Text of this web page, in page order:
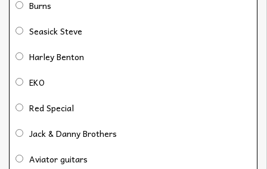
Burns
Seasick Steve
Harley Benton
EKO
Red Special
Jack & Danny Brothers
Aviator guitars